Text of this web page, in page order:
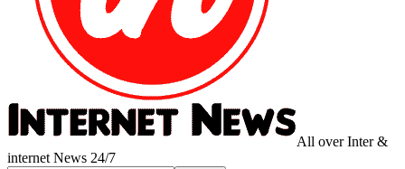
All over Inter &
internet News 24/7